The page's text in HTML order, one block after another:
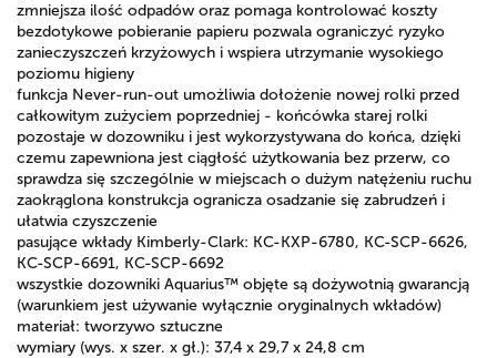
zmniejsza ilość odpadów oraz pomaga kontrolować koszty
bezdotykowe pobieranie papieru pozwala ograniczyć ryzyko
zanieczyszczeń krzyżowych i wspiera utrzymanie wysokiego
poziomu higieny
funkcja Never-run-out umożliwia dołożenie nowej rolki przed
całkowitym zużyciem poprzedniej - końcówka starej rolki
pozostaje w dozowniku i jest wykorzystywana do końca, dzięki
czemu zapewniona jest ciągłość użytkowania bez przerw, co
sprawdza się szczególnie w miejscach o dużym natężeniu ruchu
zaokrąglona konstrukcja ogranicza osadzanie się zabrudzeń i
ułatwia czyszczenie
pasujące wkłady Kimberly-Clark: KC-KXP-6780, KC-SCP-6626,
KC-SCP-6691, KC-SCP-6692
wszystkie dozowniki Aquarius™ objęte są dożywotnią gwarancją
(warunkiem jest używanie wyłącznie oryginalnych wkładów)
materiał: tworzywo sztuczne
wymiary (wys. x szer. x gł.): 37,4 x 29,7 x 24,8 cm